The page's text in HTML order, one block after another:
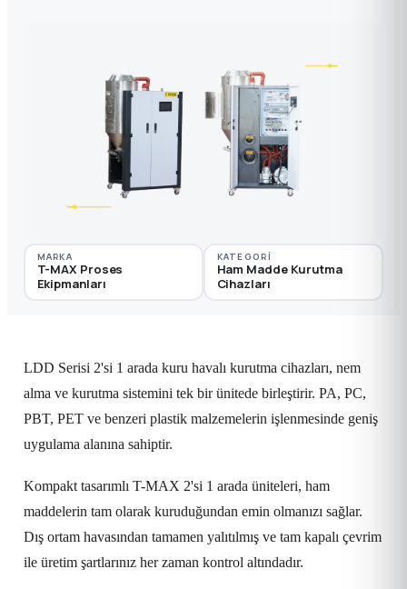
MARKA
T-MAX Proses
Ekipmanları
KATEGORI
Ham Madde Kurutma
Cihazları
LDD Serisi 2'si 1 arada kuru havalı kurutma cihazları, nem
alma ve kurutma sistemini tek bir ünitede birleştirir. PA, PC,
PBT, PET ve benzeri plastik malzemelerin işlenmesinde geniş
uygulama alanına sahiptir.
Kompakt tasarımlı T-MAX 2'si 1 arada üniteleri, ham
maddelerin tam olarak kuruduğundan emin olmanızı sağlar.
Dış ortam havasından tamamen yalıtılmış ve tam kapalı çevrim
ile üretim şartlarınız her zaman kontrol altındadır.